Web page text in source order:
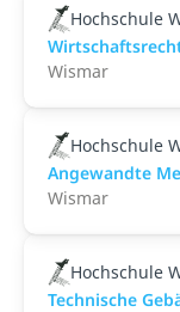
Hochschule
Wismar
Hochschule
Angewandte
Wismar
Hochschule
Technische